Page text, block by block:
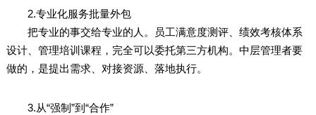
2.专业化服务批量外包
把专业的事交给专业的人。员工满意度测评、绩效考核体系
设计、管理培训课程，完全可以委托第三方机构。中层管理者要
做的，是提出需求、对接资源、落地执行。
3.从“强制”到“合作”